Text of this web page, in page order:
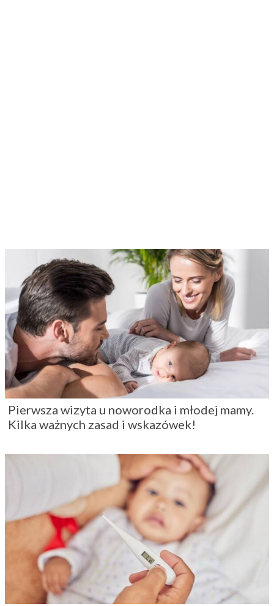
Pierwsza wizyta u noworodka i młodej mamy.
Kilka ważnych zasad i wskazówek!